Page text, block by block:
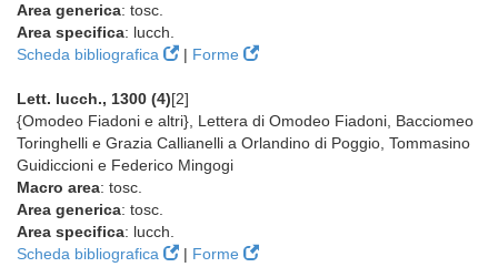
Area generica: tosc.
Area specifica: lucch.
Scheda bibliografica
| Forme
Lett. lucch., 1300 (4)[2]
{Omodeo Fiadoni e altri}, Lettera di Omodeo Fiadoni, Bacciomeo
Toringhelli e Grazia Callianelli a Orlandino di Poggio, Tommasino
Guidiccioni e Federico Mingogi
Macro area: tosc.
Area generica: tosc.
Area specifica: lucch.
Scheda bibliografica
| Forme